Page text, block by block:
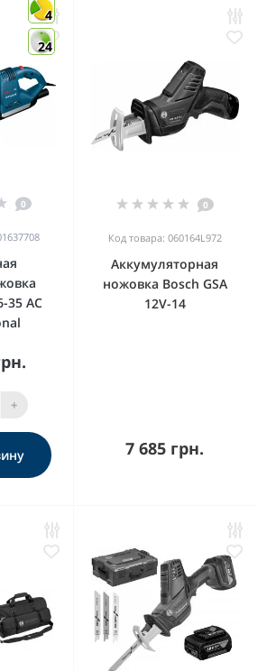
4
24
0
35 AC
+
0
Код товара: 060164L972
Аккумуляторная
ножовка Bosch GSA
12V-14
7 685 грн.